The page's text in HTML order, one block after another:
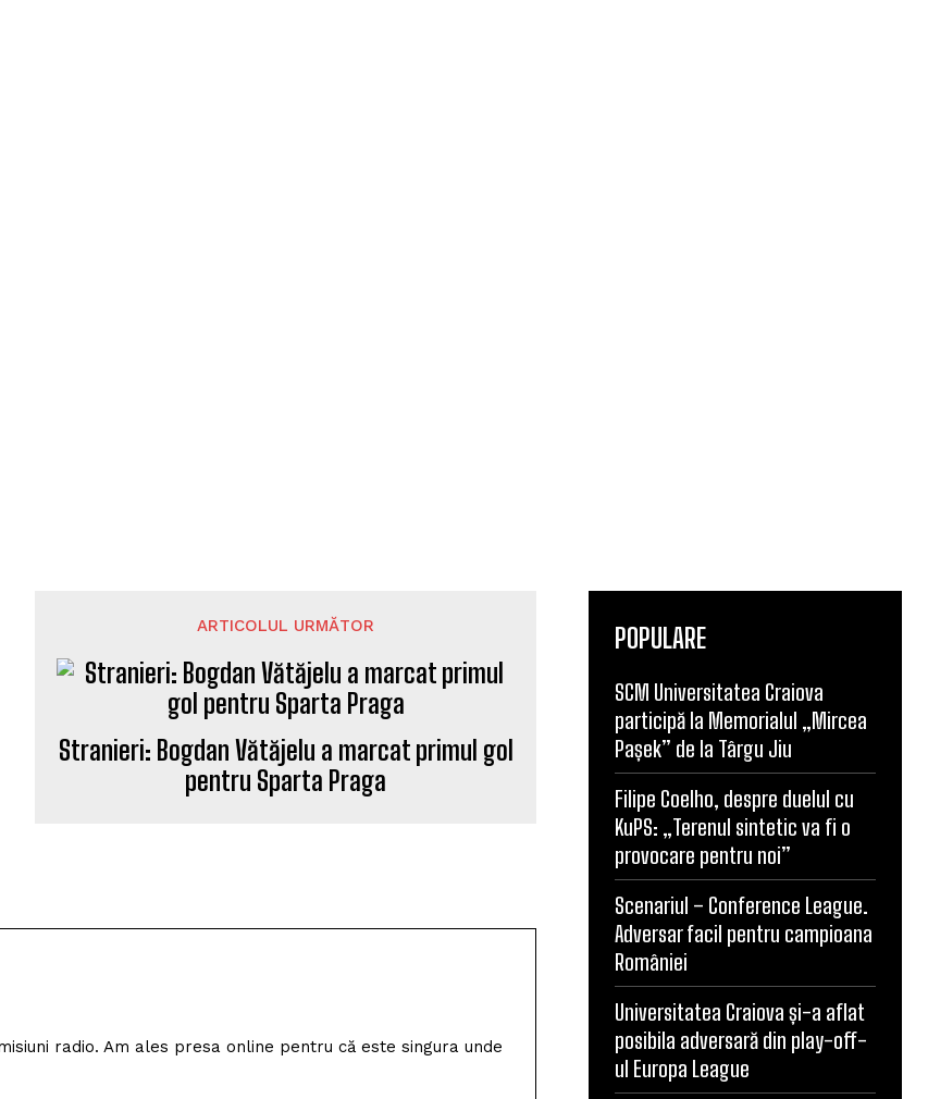
ARTICOLUL URMĂTOR
Stranieri: Bogdan Vătăjelu a marcat primul gol
pentru Sparta Praga
radio. Am ales presa online pentru că este singura unde
POPULARE
SCM Universitatea Craiova
participă la Memorialul „Mircea
Pașek” de la Târgu Jiu
Filipe Coelho, despre duelul cu
KuPS: „Terenul sintetic va fi o
provocare pentru noi”
Scenariul – Conference League.
Adversar facil pentru campioana
României
Universitatea Craiova și-a aflat
posibila adversară din play-off-
ul Europa League